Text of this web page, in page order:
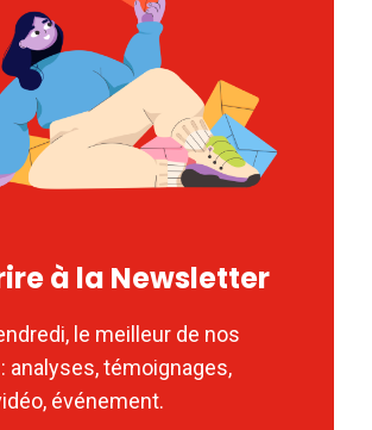
à la Newsletter
le meilleur de nos
analyses, témoignages,
événement.